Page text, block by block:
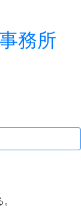
務所